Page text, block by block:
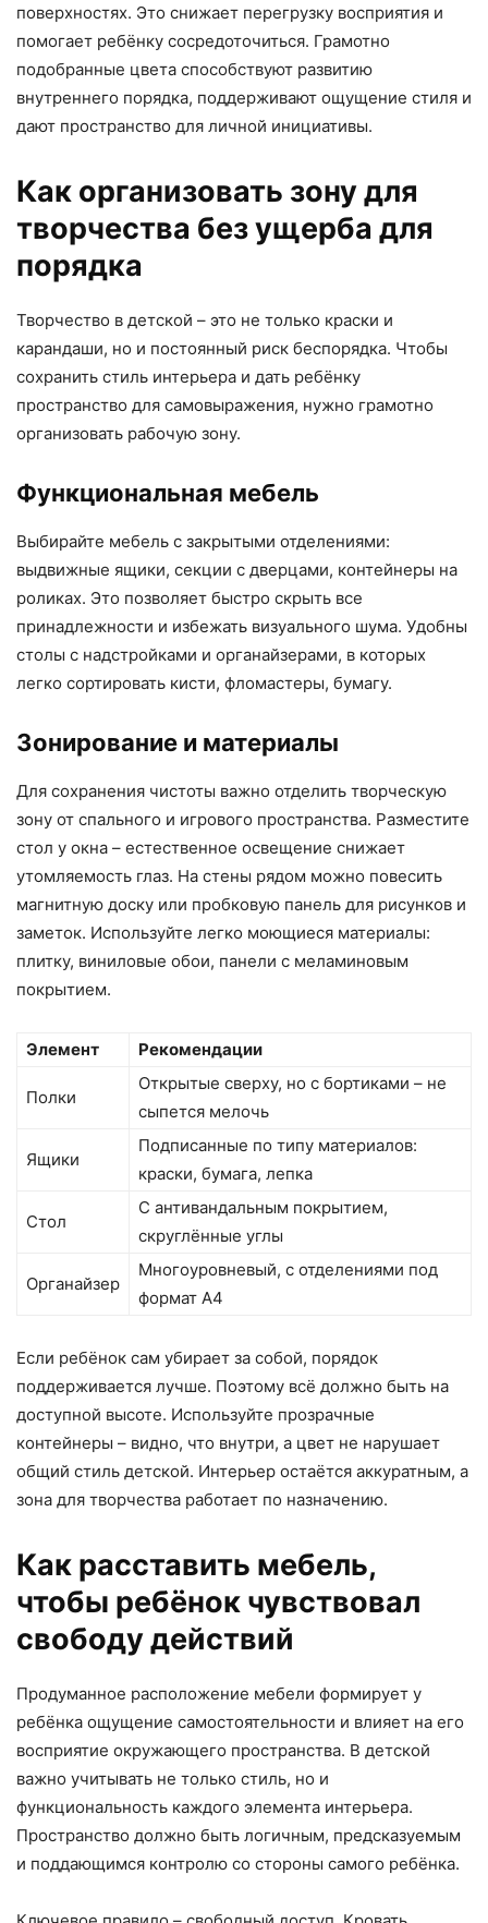
поверхностях. Это снижает перегрузку восприятия и
помогает ребёнку сосредоточиться. Грамотно
подобранные цвета способствуют развитию
внутреннего порядка, поддерживают ощущение стиля и
дают пространство для личной инициативы.
Как организовать зону для
творчества без ущерба для
порядка
Творчество в детской – это не только краски и
карандаши, но и постоянный риск беспорядка. Чтобы
сохранить стиль интерьера и дать ребёнку
пространство для самовыражения, нужно грамотно
организовать рабочую зону.
Функциональная мебель
Выбирайте мебель с закрытыми отделениями:
выдвижные ящики, секции с дверцами, контейнеры на
роликах. Это позволяет быстро скрыть все
принадлежности и избежать визуального шума. Удобны
столы с надстройками и органайзерами, в которых
легко сортировать кисти, фломастеры, бумагу.
Зонирование и материалы
Для сохранения чистоты важно отделить творческую
зону от спального и игрового пространства. Разместите
стол у окна – естественное освещение снижает
утомляемость глаз. На стены рядом можно повесить
магнитную доску или пробковую панель для рисунков и
заметок. Используйте легко моющиеся материалы:
плитку, виниловые обои, панели с меламиновым
покрытием.
Элемент Рекомендации
Полки
Открытые сверху, но с бортиками – не
сыпется мелочь
Ящики
Подписанные по типу материалов:
краски, бумага, лепка
Стол
С антивандальным покрытием,
скруглённые углы
Органайзер
Многоуровневый, с отделениями под
формат А4
Если ребёнок сам убирает за собой, порядок
поддерживается лучше. Поэтому всё должно быть на
доступной высоте. Используйте прозрачные
контейнеры – видно, что внутри, а цвет не нарушает
общий стиль детской. Интерьер остаётся аккуратным, а
зона для творчества работает по назначению.
Как расставить мебель,
чтобы ребёнок чувствовал
свободу действий
Продуманное расположение мебели формирует у
ребёнка ощущение самостоятельности и влияет на его
восприятие окружающего пространства. В детской
важно учитывать не только стиль, но и
функциональность каждого элемента интерьера.
Пространство должно быть логичным, предсказуемым
и поддающимся контролю со стороны самого ребёнка.